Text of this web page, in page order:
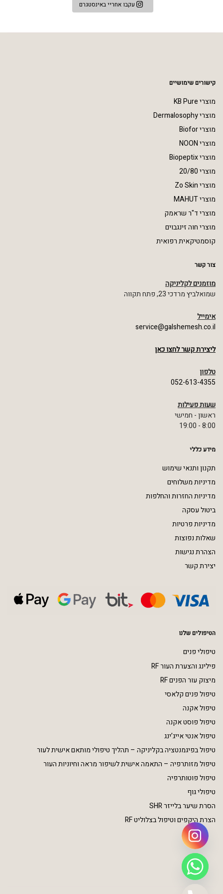
עקבו אחריי באינסטגרם
קישורים שימושיים
מוצרי KB Pure
מוצרי Dermalosophy
מוצרי Biofor
מוצרי NOON
מוצרי Biopeptix
מוצרי 20/80
מוצרי Zo Skin
מוצרי MAHUT
מוצרי ד"ר שראמק
מוצרי חוה זינגבוים
קוסמטיקאית רפואית
צור קשר
מוזמנים לקליניקה
שמואלביץ מרדכי 23, פתח תקווה
אימייל
service@galshemesh.co.il
ליצירת קשר לחצו כאן
טלפון
052-613-4355
שעות פעילות
ראשון - חמישי
8:00 - 19:00
מידע כללי
תקנון ותנאי שימוש
מדיניות משלוחים
מדיניות החזרות והחלפות
ביטול עסקה
מדיניות פרטיות
שאלות נפוצות
הצהרת נגישות
יצירת קשר
הטיפולים שלנו
טיפולי פנים
פילינג והצערת העור RF
מיצוק עור הפנים RF
טיפול פנים קלאסי
טיפול אקנה
טיפול פוסט אקנה
טיפול אנטי אייג’ינג
טיפול בפיגמנטציה בקליניקה – תהליך טיפולי מותאם אישית לעור
טיפול מזותרפיה – התאמה אישית לשיפור מראה וחיוניות העור
טיפול פוטותרפיה
טיפולי גוף
הסרת שיער בלייזר SHR
הצרת היקפים וטיפול בצלוליט RF